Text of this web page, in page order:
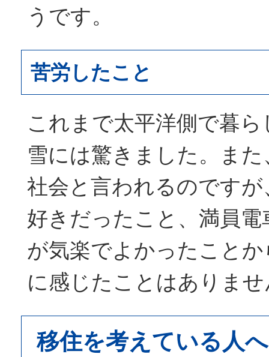
うです。
苦労したこと
これまで太平洋側で暮
雪には驚きました。ま
社会と言われるのです
好きだったこと、満員
が気楽でよかったこと
に感じたことはありま
移住を考えている人